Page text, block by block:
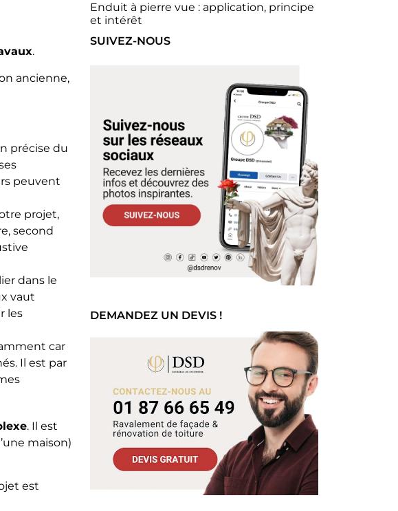
.
ancienne,
précise du
peuvent
projet,
second
dans le
vaut
les
car
Il est par
. Il est
maison)
est
Enduit à pierre vue : application, principe
et intérêt
SUIVEZ-NOUS
DEMANDEZ UN DEVIS !